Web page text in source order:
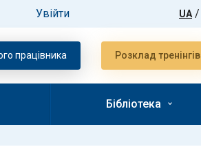
Увійти UA/
працiвника Розклад тренiнгiв
Бібліотека